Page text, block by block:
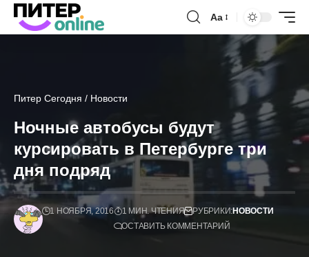
Аа
Питер Сегодня / Новости
Ночные автобусы будут
курсировать в Петербурге три
дня подряд
1 НОЯБРЯ, 2016 1 МИН. ЧТЕНИЯ РУБРИКИ:НОВОСТИ
ОСТАВИТЬ КОММЕНТАРИЙ